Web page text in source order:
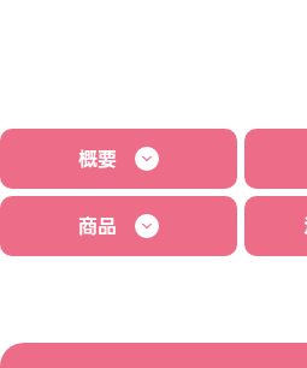
概要
商品